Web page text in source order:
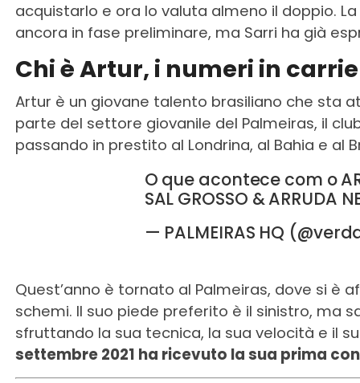
acquistarlo e ora lo valuta almeno il doppio.
ancora in fase preliminare, ma Sarri ha già
Chi è Artur, i numeri in
Artur è un giovane talento brasiliano che sta
parte del settore giovanile del Palmeiras, il
passando in prestito al Londrina, al Bahia e
O que acontece com o
SAL GROSSO & ARRUDA
— PALMEIRAS HQ
Quest’anno è tornato al Palmeiras, dove si è
schemi. Il suo piede preferito è il sinistro, ma
sfruttando la sua tecnica, la sua velocità e il
settembre 2021 ha ricevuto la sua prima